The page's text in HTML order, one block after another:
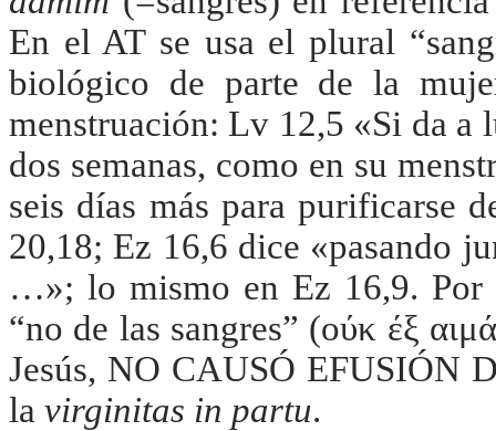
En el AT se usa el plural
biológico de parte de la
menstruación: Lv 12,5 «Si da a
dos semanas, como en su
seis días más para purificarse
20,18; Ez 16,6 dice «pasando
…»; lo mismo en Ez 16,9. Por
“no de las sangres” (ούκ έξ
Jesús, NO CAUSÓ EFUSIÓN
la virginitas in partu.